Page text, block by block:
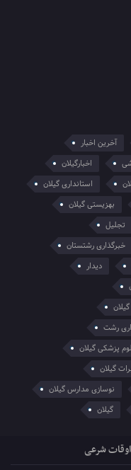
آخرین اخبار
اخبارگیلان
استانداری گیلان
بهزیستی گیلان
تجلیل
خبرگذاری رشتستان
دیدار
رشت
پزشکی گیلان
گیلان
نوسازی مدارس گیلان
گیلان
اوقات شرعی